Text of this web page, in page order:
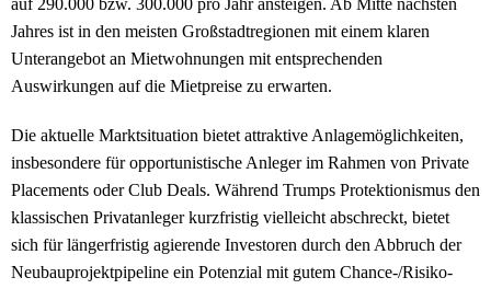
auf 290.000 bzw. 300.000 pro Jahr ansteigen. Ab Mitte nächsten
Jahres ist in den meisten Großstadtregionen mit einem klaren
Unterangebot an Mietwohnungen mit entsprechenden
Auswirkungen auf die Mietpreise zu erwarten.
Die aktuelle Marktsituation bietet attraktive Anlagemöglichkeiten,
insbesondere für opportunistische Anleger im Rahmen von Private
Placements oder Club Deals. Während Trumps Protektionismus den
klassischen Privatanleger kurzfristig vielleicht abschreckt, bietet
sich für längerfristig agierende Investoren durch den Abbruch der
Neubauprojektpipeline ein Potenzial mit gutem Chance-/Risiko-